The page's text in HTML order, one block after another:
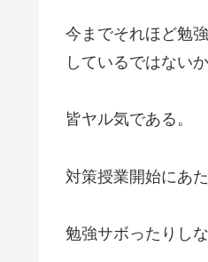
今までそれほど勉
しているではないか
皆ヤル気である。
対策授業開始にあ
勉強サボったりし